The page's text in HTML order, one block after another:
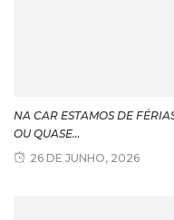
NA CAR ESTAMOS DE
OU QUASE…
26 DE JUNHO, 2026